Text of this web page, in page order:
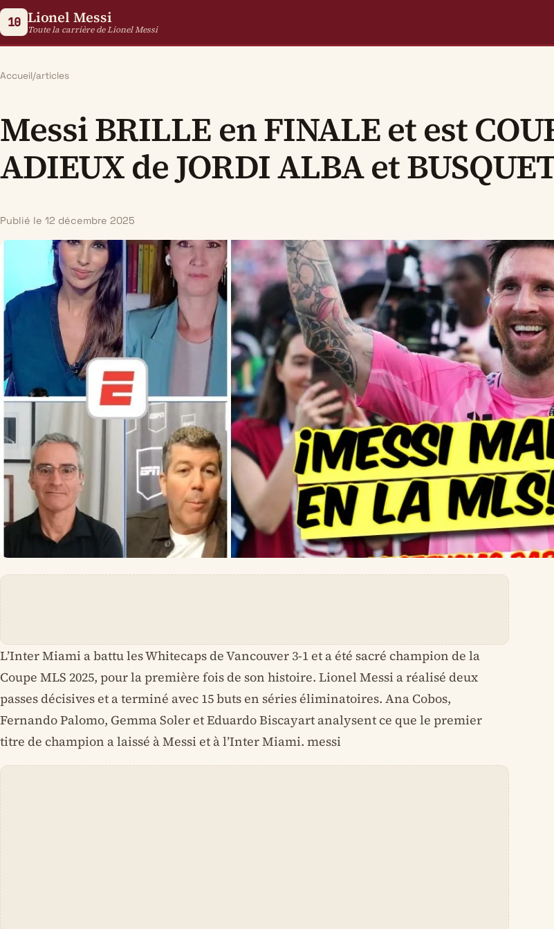
10 Lionel Messi
Toute la carrière de Lionel Messi
Accueil/articles
Messi BRILLE en FINALE et est
ADIEUX de JORDI ALBA et
Publié le 12 décembre 2025
L’Inter Miami a battu les Whitecaps de Vancouver 3-1 et a été sacré champion de la
Coupe MLS 2025, pour la première fois de son histoire. Lionel Messi a réalisé deux
passes décisives et a terminé avec 15 buts en séries éliminatoires. Ana Cobos,
Fernando Palomo, Gemma Soler et Eduardo Biscayart analysent ce que le premier
titre de champion a laissé à Messi et à l’Inter Miami. messi